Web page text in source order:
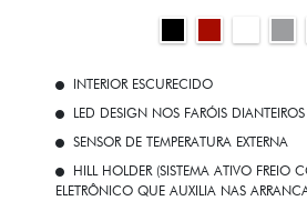
INTERIOR ESCURECIDO
LED DESIGN NOS FARÓIS DIANTEIROS
SENSOR DE TEMPERATURA EXTERNA
HILL HOLDER (SISTEMA ATIVO FREIO
ELETRÔNICO QUE AUXILIA NAS